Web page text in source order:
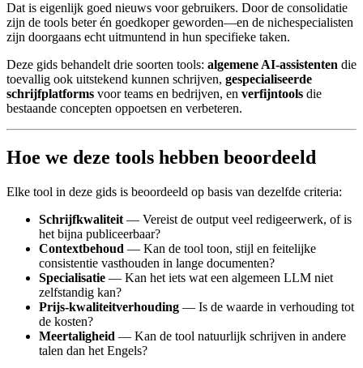
Dat is eigenlijk goed nieuws voor gebruikers. Door de consolidatie
zijn de tools beter én goedkoper geworden—en de nichespecialisten
zijn doorgaans echt uitmuntend in hun specifieke taken.
Deze gids behandelt drie soorten tools: algemene AI-assistenten die
toevallig ook uitstekend kunnen schrijven, gespecialiseerde
schrijfplatforms voor teams en bedrijven, en verfijntools die
bestaande concepten oppoetsen en verbeteren.
Hoe we deze tools hebben beoordeeld
Elke tool in deze gids is beoordeeld op basis van dezelfde criteria:
Schrijfkwaliteit — Vereist de output veel redigeerwerk, of is
het bijna publiceerbaar?
Contextbehoud — Kan de tool toon, stijl en feitelijke
consistentie vasthouden in lange documenten?
Specialisatie — Kan het iets wat een algemeen LLM niet
zelfstandig kan?
Prijs-kwaliteitverhouding — Is de waarde in verhouding tot
de kosten?
Meertaligheid — Kan de tool natuurlijk schrijven in andere
talen dan het Engels?